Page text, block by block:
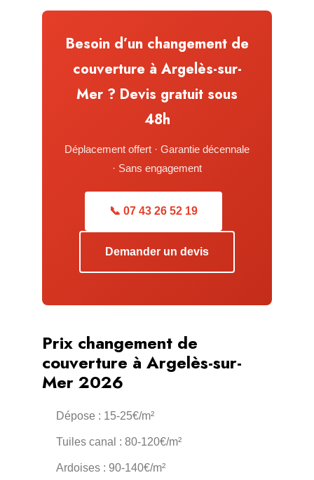
Besoin d’un changement de
couverture à Argelès-sur-
Mer ? Devis gratuit sous
48h
Déplacement offert · Garantie décennale
· Sans engagement
📞 07 43 26 52 19
Demander un devis
Prix changement de
couverture à Argelès-sur-
Mer 2026
Dépose : 15-25€/m²
Tuiles canal : 80-120€/m²
Ardoises : 90-140€/m²